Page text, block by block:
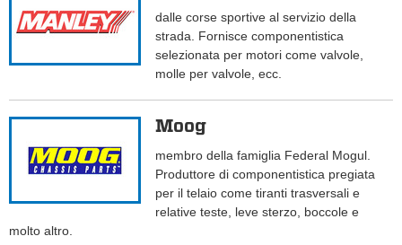
dalle corse sportive al servizio della
strada. Fornisce componentistica
selezionata per motori come valvole,
molle per valvole, ecc.
Moog
membro della famiglia Federal Mogul.
Produttore di componentistica pregiata
per il telaio come tiranti trasversali e
relative teste, leve sterzo, boccole e
molto altro.